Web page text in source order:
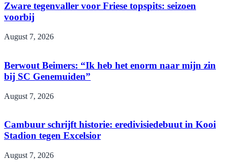
Zware tegenvaller voor Friese topspits: seizoen
voorbij
August 7, 2026
Berwout Beimers: “Ik heb het enorm naar mijn zin
bij SC Genemuiden”
August 7, 2026
Cambuur schrijft historie: eredivisiedebuut in Kooi
Stadion tegen Excelsior
August 7, 2026